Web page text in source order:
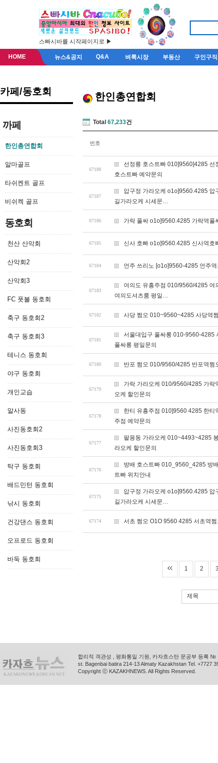
스빠시바를 시작페이지로 ▶
HOME 뉴스&공지 Q&A 벼룩시장 부동산 구인구직
카페/동호회
까페
한인총연합회
알마골프
타쉬켄트 골프
비쉬켁 골프
동호회
천산 산악회
산악회2
산악회3
FC 풋볼 동호회
축구 동호회2
축구 동호회3
테니스 동호회
야구 동호회
개인교습
알사동
사진동호회2
사진동호회3
탁구 동호회
배드민턴 동호회
낚시 동호회
건강댄스 동호회
오프로드 동호회
바둑 동호회
한인총연합회
Total 67,233건
번호
67188
선정릉 호스트빠 010]9560]4285 선
호스트빠 예약문의
67187
압구정 가라오케 o1o]9560.4285 압
길가라오케 시세문…
67186 가락 풀싸 o1o]9560.4285 가락역풀
67185 신사 호빠 o1o]9560.4285 신사역호
67184 언주 쓰리노 [o1o]9560-4285 언주
67183
여의도 유흥주점 010/9560/4285 여
여의도셔츠룸 평일…
67182 사당 쩜오 010~9560~4285 사당역
67181
서울대입구 풀싸롱 010-9560-4285
풀싸롱 평일문의
67180 반포 쩜오 010/9560/4285 반포역쩜
67179
가락 가라오케 010/9560/4285 가락
오케 할인문의
67178
한티 유흥주점 010]9560 4285 한티
주점 예약문의
67177
팔용동 가라오케 010~4493~4285
라오케 할인문의
67176
방배 호스트빠 010_9560_4285 방
트빠 위치안내
67175
압구정 가라오케 o1o]9560.4285 압
길가라오케 시세문…
67174 서초 쩜오 O1O 9560 4285 서초역
1 2
제목
합리적 객관성 , 평화통일 기원, 카자흐스탄 문공부 등록
st. Bagenbai batira 214-13 Almaty Kazakhstan Tel. +7727
Copyright ⓒ KAZAKHNEWS. All Rights Reserved.